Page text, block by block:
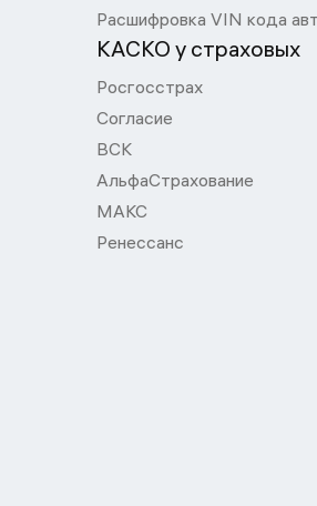
Расшифровка VIN кода
КАСКО у страховых
Росгосстрах
Согласие
ВСК
АльфаСтрахование
МАКС
Ренессанс